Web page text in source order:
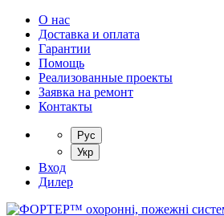
О нас
Доставка и оплата
Гарантии
Помощь
Реализованные проекты
Заявка на ремонт
Контакты
Рус
Укр
Вход
Дилер